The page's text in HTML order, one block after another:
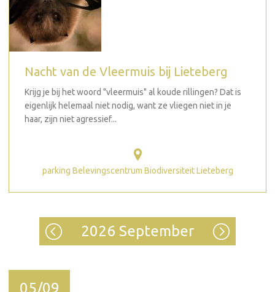
Nacht van de Vleermuis bij Lieteberg
Krijg je bij het woord "vleermuis" al koude rillingen? Dat is
eigenlijk helemaal niet nodig, want ze vliegen niet in je
haar, zijn niet agressief...
parking Belevingscentrum Biodiversiteit Lieteberg
2026 September
05/09